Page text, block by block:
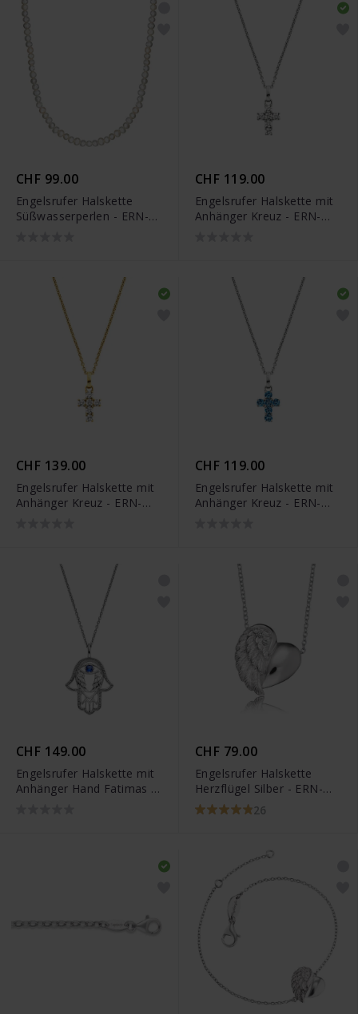
CHF 99.00
Engelsrufer Halskette
Süßwasserperlen - ERN-
CHF 119.00
Engelsrufer Halskette mit
Anhänger Kreuz - ERN-
CHF 139.00
Engelsrufer Halskette mit
Anhänger Kreuz - ERN-
CHF 119.00
Engelsrufer Halskette mit
Anhänger Kreuz - ERN-
CHF 149.00
Engelsrufer Halskette mit
Anhänger Hand Fatimas -
CHF 79.00
Engelsrufer Halskette
Herzflügel Silber - ERN-
LILHEARTWING
26